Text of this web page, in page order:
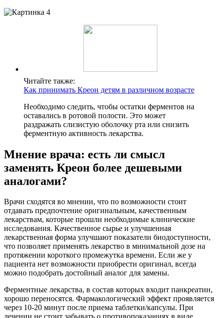
Читайте также:
Как принимать Креон детям в различном возрасте
Необходимо следить, чтобы остатки ферментов на
оставались в ротовой полости. Это может
раздражать слизистую оболочку рта или снизить
ферментную активность лекарства.
Мнение врача: есть ли смысл
заменять Креон более дешевыми
аналогами?
Врачи сходятся во мнении, что по возможности стоит
отдавать предпочтение оригинальным, качественным
лекарствам, которые прошли необходимые клинические
исследования. Качественное сырье и улучшенная
лекарственная форма улучшают показатели биодоступности,
что позволяет применять лекарство в минимальной дозе на
протяжении короткого промежутка времени. Если же у
пациента нет возможности приобрести оригинал, всегда
можно подобрать достойный аналог для замены.
Ферментные лекарства, в состав которых входит панкреатин,
хорошо переносятся. Фармакологический эффект проявляется
через 10-20 минут после приема таблетки/капсулы. При